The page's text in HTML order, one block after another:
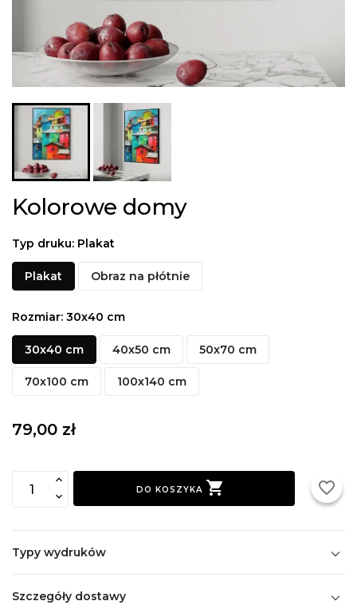
Kolorowe domy
Typ druku: Plakat
Plakat Obraz na płótnie
Rozmiar: 30x40 cm
30x40 cm 40x50 cm 50x70 cm
70x100 cm 100x140 cm
79,00 zł
DO KOSZYKA  favorite_border
Typy wydruków
Szczegóły dostawy